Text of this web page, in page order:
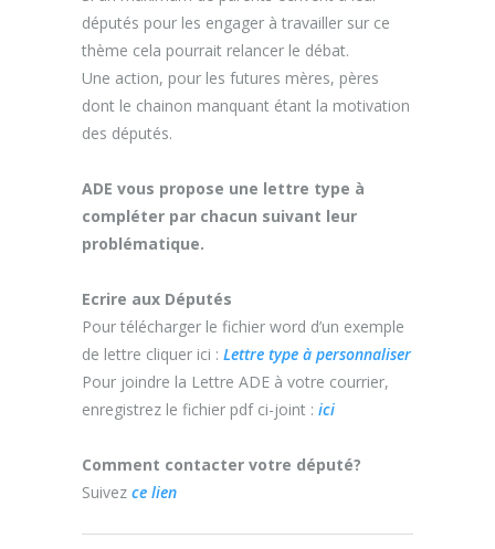
députés pour les engager à travailler sur ce
thème cela pourrait relancer le débat.
Une action, pour les futures mères, pères
dont le chainon manquant étant la motivation
des députés.
ADE vous propose une lettre type à
compléter par chacun suivant leur
problématique.
Ecrire aux Députés
Pour télécharger le fichier word d’un exemple
de lettre cliquer ici : Lettre type à personnaliser
Pour joindre la Lettre ADE à votre courrier,
enregistrez le fichier pdf ci-joint : ici
Comment contacter votre député?
Suivez ce lien